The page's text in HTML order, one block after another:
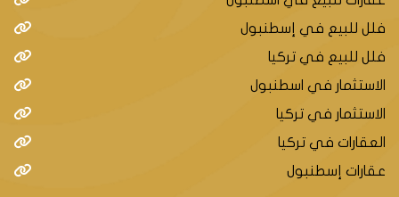
شقة من نوع
أهم المعالم السياحية والمولات في منطقة بيكوز
فلل للبيع في إسطنبول
فلل للبيع في تركيا
الاستثمار في اسطنبول
الاستثمار في تركيا
العقارات في تركيا
عقارات إسطنبول